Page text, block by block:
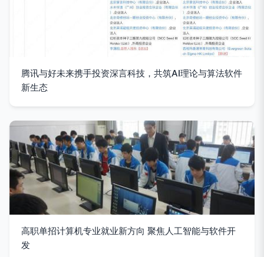
腾讯与好未来携手投资深言科技，共筑AI理论与算法软件
新生态
高职单招计算机专业就业新方向 聚焦人工智能与软件开
发